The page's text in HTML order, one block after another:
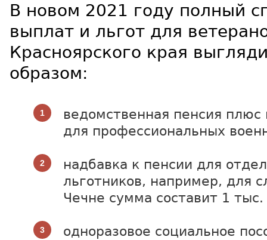
В новом 2021 году полный
выплат и льгот для
Красноярского края
образом:
ведомственная пенсия плюс
для профессиональных
надбавка к пенсии для
льготников, например, для
Чечне сумма составит 1
одноразовое социальное